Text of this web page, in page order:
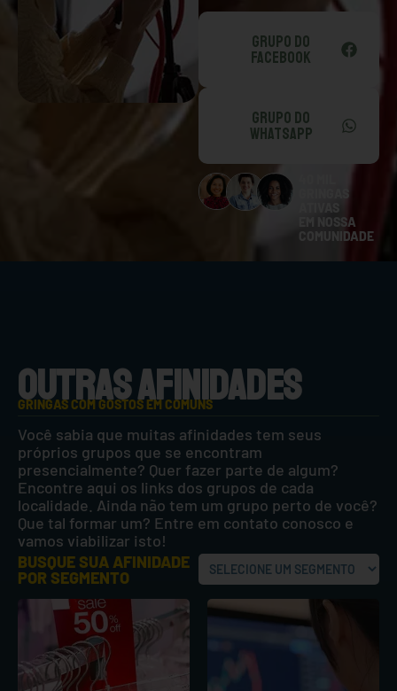
GRUPO DO
FACEBOOK
GRUPO DO
WHATSAPP
EM NOSSA
COMUNIDADE
OUTRAS AFINIDADES
GRINGAS COM GOSTOS EM COMUNS
Você sabia que muitas afinidades tem seus
próprios grupos que se encontram
presencialmente? Quer fazer parte de algum?
Encontre aqui os links dos grupos de cada
localidade. Ainda não tem um grupo perto de você?
Que tal formar um? Entre em contato conosco e
vamos viabilizar isto!
BUSQUE SUA AFINIDADE
POR SEGMENTO